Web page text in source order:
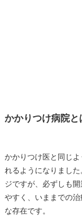
かかりつけ病院と
かかりつけ医と同じよ
れるようになりまし
ジですが、必ずしも
やすく、いままでの
な存在です。